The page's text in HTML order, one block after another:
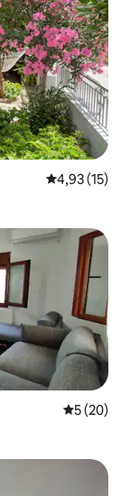
4,93 de uma
4,93 (15)
5 de uma
5 (20)